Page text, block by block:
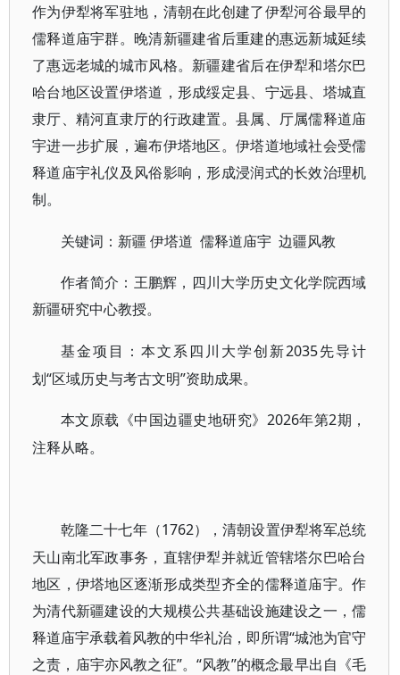
作为伊犁将军驻地，清朝在此创建了伊犁河谷最早的
儒释道庙宇群。晚清新疆建省后重建的惠远新城延续
了惠远老城的城市风格。新疆建省后在伊犁和塔尔巴
哈台地区设置伊塔道，形成绥定县、宁远县、塔城直
隶厅、精河直隶厅的行政建置。县属、厅属儒释道庙
宇进一步扩展，遍布伊塔地区。伊塔道地域社会受儒
释道庙宇礼仪及风俗影响，形成浸润式的长效治理机
制。
关键词：新疆 伊塔道 儒释道庙宇 边疆风教
作者简介：王鹏辉，四川大学历史文化学院西域
新疆研究中心教授。
基金项目：本文系四川大学创新2035先导计
划“区域历史与考古文明”资助成果。
本文原载《中国边疆史地研究》 2026年第2期，
注释从略。
乾隆二十七年（1762），清朝设置伊犁将军总统
天山南北军政事务，直辖伊犁并就近管辖塔尔巴哈台
地区，伊塔地区逐渐形成类型齐全的儒释道庙宇。作
为清代新疆建设的大规模公共基础设施建设之一，儒
释道庙宇承载着风教的中华礼治，即所谓“城池为官守
之责，庙宇亦风教之征”。“风教”的概念最早出自《毛